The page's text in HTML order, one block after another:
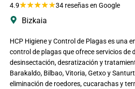
4.9★★★★★34 reseñas en Google
Bizkaia
HCP Higiene y Control de Plagas es una
control de plagas que ofrece servicios de
desinsectación, desratización y
Barakaldo, Bilbao, Vitoria, Getxo y
eliminación de roedores, cucarachas y